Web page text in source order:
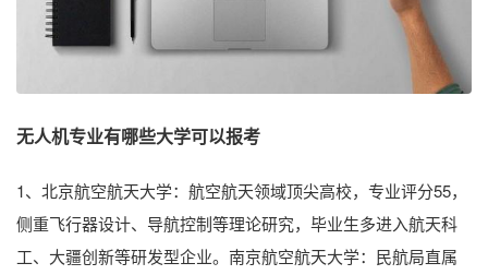
无人机专业有哪些大学可以报考
1、北京航空航天大学：航空航天领域顶尖高校，专业评分55，
侧重飞行器设计、导航控制等理论研究，毕业生多进入航天科
工、大疆创新等研发型企业。南京航空航天大学：民航局直属